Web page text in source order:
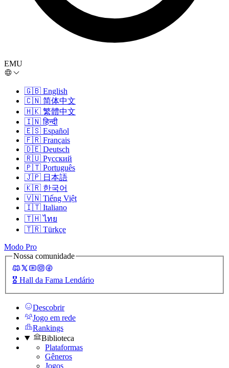
EMU
🇬🇧 English
🇨🇳 简体中文
🇭🇰 繁體中文
🇮🇳 हिन्दी
🇪🇸 Español
🇫🇷 Français
🇩🇪 Deutsch
🇷🇺 Русский
🇵🇹 Português
🇯🇵 日本語
🇰🇷 한국어
🇻🇳 Tiếng Việt
🇮🇹 Italiano
🇹🇭 ไทย
🇹🇷 Türkçe
Modo Pro
Nossa comunidade
🎖️ Hall da Fama Lendário
Descobrir
Jogo em rede
Rankings
Biblioteca
Plataformas
Gêneros
Jogos